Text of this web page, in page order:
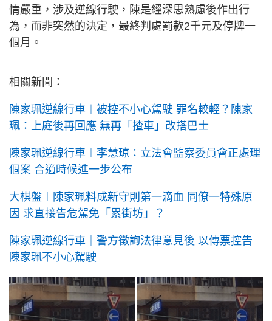
情嚴重，涉及逆線行駛，陳是經深思熟慮後作出行
為，而非突然的決定，最終判處罰款2千元及停牌一
個月。
相關新聞：
陳家珮逆線行車︱被控不小心駕駛 罪名較輕？陳家
珮：上庭後再回應 無再「揸車」改搭巴士
陳家珮逆線行車︱李慧琼：立法會監察委員會正處理
個案 合適時候進一步公布
大棋盤︱陳家珮料成新守則第一滴血 同僚一特殊原
因 求直接告危駕免「累街坊」？
陳家珮逆線行車｜警方徵詢法律意見後 以傳票控告
陳家珮不小心駕駛